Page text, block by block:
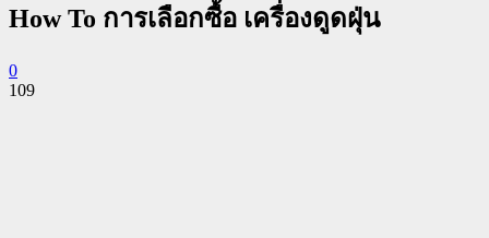
How To การเลือกซื้อ เครื่องดูดฝุ่น
0
109